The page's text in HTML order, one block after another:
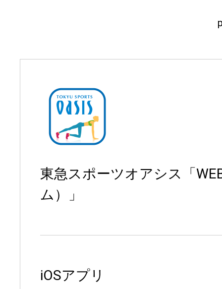
東急スポーツオアシス「
ム）」
iOSアプリ